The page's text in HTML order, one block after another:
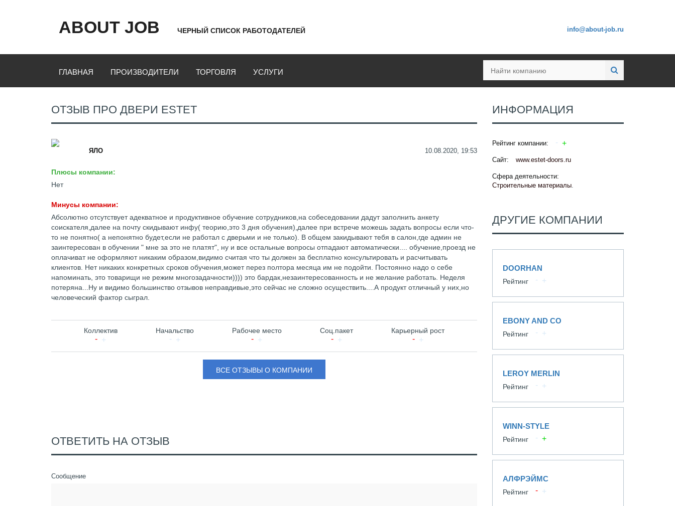
ABOUT JOB ЧЕРНЫЙ СПИСОК РАБОТОДАТЕЛЕЙ info@about-job.ru
ГЛАВНАЯ ПРОИЗВОДИТЕЛИ ТОРГОВЛЯ УСЛУГИ
ОТЗЫВ ПРО ДВЕРИ ESTET
ЯЛО 10.08.2020, 19:53
Плюсы компании:
Нет
Минусы компании:
Абсолютно отсутствует адекватное и продуктивное обучение сотрудников,на собеседовании дадут заполнить анкету
соискателя,далее на почту скидывают инфу( теорию,это 3 дня обучения),далее при встрече можешь задать вопросы если что-
то не понятно( а непонятно будет,если не работал с дверьми и не только). В общем закидывают тебя в салон,где админ не
заинтересован в обучении " мне за это не платят", ну и все остальные вопросы отпадают автоматически.... обучение,проезд не
оплачиват не оформляют никаким образом,видимо считая что ты должен за бесплатно консультировать и расчитывать
клиентов. Нет никаких конкретных сроков обучения,может перез полтора месяца им не подойти. Постоянно надо о себе
напоминать, это товарищи не режим многозадачности)))) это бардак,незаинтересованность и не желание работать. Неделя
потеряна...Ну и видимо большинство отзывов неправдивые,это сейчас не сложно осуществить....А продукт отличный у них,но
человеческий фактор сыграл.
Коллектив Начальство Рабочее место Соц.пакет Карьерный рост
ВСЕ ОТЗЫВЫ О КОМПАНИИ
ОТВЕТИТЬ НА ОТЗЫВ
Сообщение
ИНФОРМАЦИЯ
Рейтинг компании:
Сайт: www.estet-doors.ru
Сфера деятельности:
Строительные материалы.
ДРУГИЕ КОМПАНИИ
DOORHAN
Рейтинг
EBONY AND CO
Рейтинг
LEROY MERLIN
Рейтинг
WINN-STYLE
Рейтинг
АЛФРЭЙМС
Рейтинг